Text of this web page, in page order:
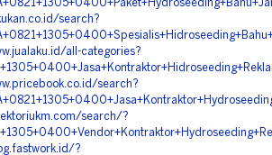
search?
all-categories?
search?
search/?
?